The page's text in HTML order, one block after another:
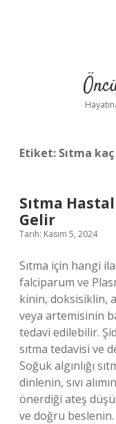
Etiket: Sıtma
Sıtma
Gelir
Tarih: Kasım 5, 2024
Sıtma için hangi
falciparum ve
kinin, doksisiklin,
veya artemisinin
tedavi edilebilir.
sıtma tedavisi ve
Soğuk algınlığı
dinlenin, sıvı
önerdiği ateş
ve doğru beslenin.